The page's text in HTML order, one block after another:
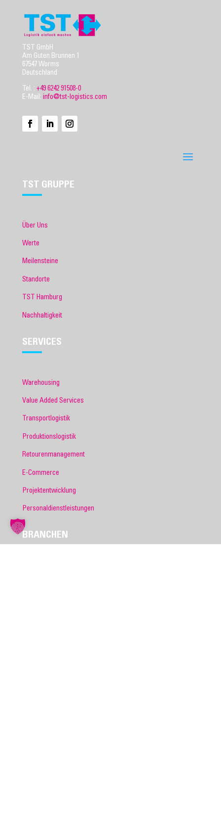
TST GmbH
Am Guten Brunnen 1
67547 Worms
Deutschland
Tel. : +49 6242 91508-0
E-Mail: info@tst-logistics.com
TST GRUPPE
Über Uns
Werte
Meilensteine
Standorte
TST Hamburg
Nachhaltigkeit
SERVICES
Warehousing
Value Added Services
Transportlogistik
Produktionslogistik
Retourenmanagement
E-Commerce
Projektentwicklung
Personaldienstleistungen
BRANCHEN